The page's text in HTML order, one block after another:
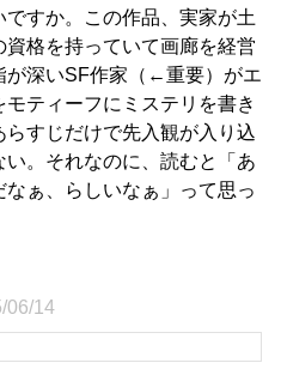
ですか。この作品、実家が土
格を持っていて画廊を経営
が深いSF作家（←重要）がエ
モティーフにミステリを書き
らすじだけで先入観が入り込
。それなのに、読むと「あ
ぁ、らしいなぁ」って思っ
06/14